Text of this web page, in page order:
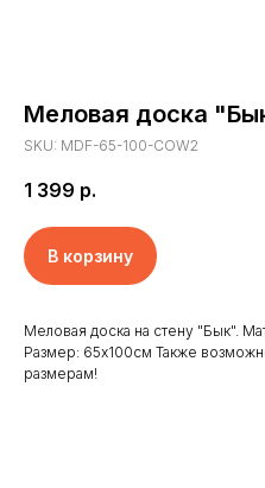
Меловая доска
SKU: MDF-65-100-COW2
1 399 р.
В корзину
Меловая доска на стену "Бык".
Размер: 65х100см Также
размерам!
Отзывы
Доставка и оплата
Главная